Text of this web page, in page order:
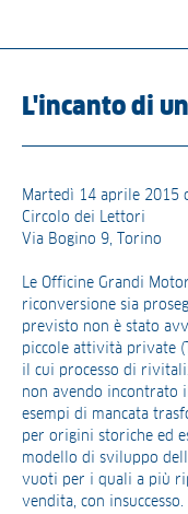
L'incanto di
Martedì 14 aprile 2015
Circolo dei Lettori
Via Bogino 9, Torino
Le Officine Grandi
riconversione sia
previsto non è stato
piccole attività private
il cui processo di
non avendo incontrato
esempi di mancata
per origini storiche ed
modello di sviluppo
vuoti per i quali a più
vendita, con insuccesso.